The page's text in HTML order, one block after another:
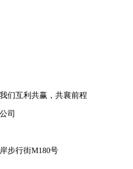
们互利共赢，共襄前程
司
步行街M180号